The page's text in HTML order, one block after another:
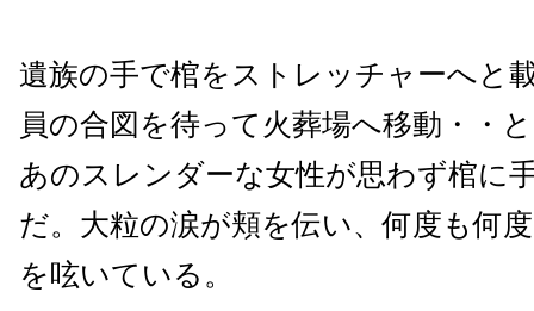
遺族の手で棺をストレッチャーへと
員の合図を待って火葬場へ移動・・
あのスレンダーな女性が思わず棺に
だ。大粒の涙が頬を伝い、何度も何
を呟いている。